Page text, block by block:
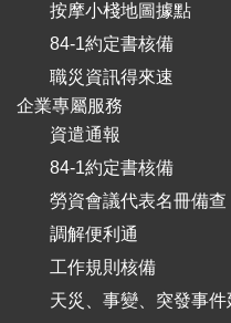
按摩小棧地圖據點
84-1約定書核備
職災資訊得來速
企業專屬服務
資遣通報
84-1約定書核備
勞資會議代表名冊備查
調解便利通
工作規則核備
天災、事變、突發事